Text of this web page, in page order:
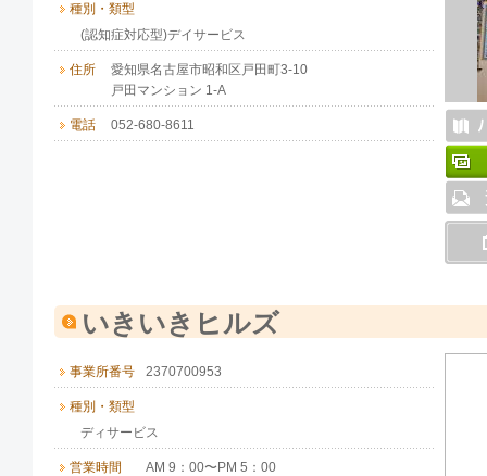
種別・類型
(認知症対応型)デイサービス
住所
愛知県名古屋市昭和区戸田町3-10
戸田マンション 1-A
電話 052-680-8611
いきいきヒルズ
事業所番号 2370700953
種別・類型
ディサービス
営業時間 AM 9：00〜PM 5：00